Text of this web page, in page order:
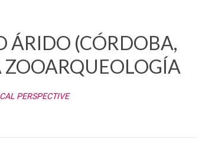
ÁRIDO (CÓRDOBA,
PERSPECTIVE